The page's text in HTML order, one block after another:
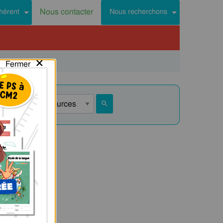
Nous contacter Nous recherchons
Fermer×